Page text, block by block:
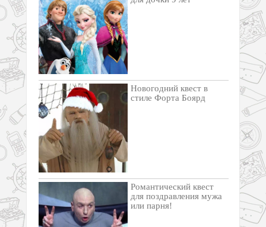
Новогодний квест в
стиле Форта Боярд
Романтический квест
для поздравления мужа
или парня!